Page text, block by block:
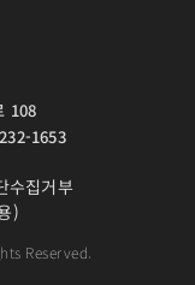
108
1653
수집거부
)
Reserved.